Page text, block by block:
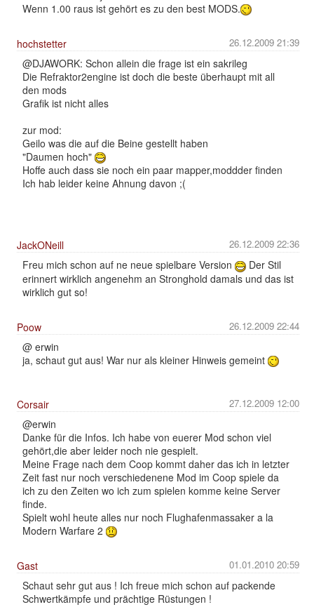
Wenn 1.00 raus ist gehört es zu den best MODS.
26.12.2009 21:39
hochstetter
@DJAWORK: Schon allein die frage ist ein sakrileg
Die Refraktor2engine ist doch die beste überhaupt mit all
den mods
Grafik ist nicht alles
zur mod:
Geilo was die auf die Beine gestellt haben
"Daumen hoch"
Hoffe auch dass sie noch ein paar mapper,moddder finden
Ich hab leider keine Ahnung davon ;(
26.12.2009 22:36
JackONeill
Freu mich schon auf ne neue spielbare Version
Der Stil
erinnert wirklich angenehm an Stronghold damals und das ist
wirklich gut so!
26.12.2009 22:44
Poow
@ erwin
ja, schaut gut aus! War nur als kleiner Hinweis gemeint
27.12.2009 12:00
Corsair
@erwin
Danke für die Infos. Ich habe von euerer Mod schon viel
gehört,die aber leider noch nie gespielt.
Meine Frage nach dem Coop kommt daher das ich in letzter
Zeit fast nur noch verschiedenene Mod im Coop spiele da
ich zu den Zeiten wo ich zum spielen komme keine Server
finde.
Spielt wohl heute alles nur noch Flughafenmassaker a la
Modern Warfare 2
01.01.2010 20:59
Gast
Schaut sehr gut aus ! Ich freue mich schon auf packende
Schwertkämpfe und prächtige Rüstungen !